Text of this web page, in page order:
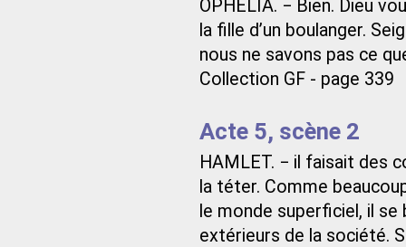
OPHÉLIA. − Bien. Dieu
la fille d’un boulanger.
nous ne savons pas ce
Collection GF - page 339
Acte 5, scène 2
HAMLET. − il faisait des
la téter. Comme
le monde superficiel, il
extérieurs de la société.